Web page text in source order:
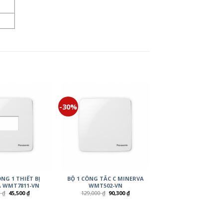
1 THIẾT BỊ
WMT7811-VN
₫ 45,500₫
-30%
BỘ 1 CÔNG TẮC C MINERVA
WMT502-VN
129,000₫ 90,300₫